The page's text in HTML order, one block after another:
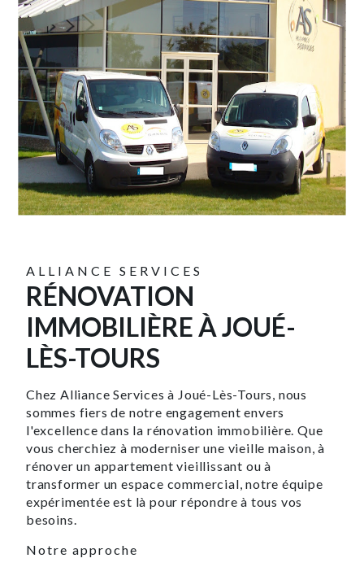
ALLIANCE SERVICES
RÉNOVATION
IMMOBILIÈRE À JOUÉ-
LÈS-TOURS
Chez Alliance Services à Joué-Lès-Tours, nous
sommes fiers de notre engagement envers
l'excellence dans la rénovation immobilière. Que
vous cherchiez à moderniser une vieille maison, à
rénover un appartement vieillissant ou à
transformer un espace commercial, notre équipe
expérimentée est là pour répondre à tous vos
besoins.
Notre approche